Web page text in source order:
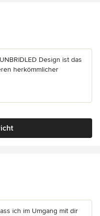
5 Sternen
Design ist das
herkömmlicher
5 Sternen
ich im Umgang mit dir